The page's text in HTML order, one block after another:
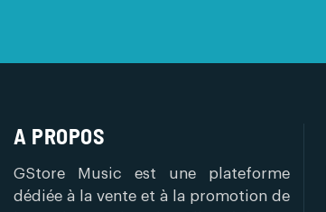
A PROPOS
GStore Music est une plateforme
dédiée à la vente et à la promotion de